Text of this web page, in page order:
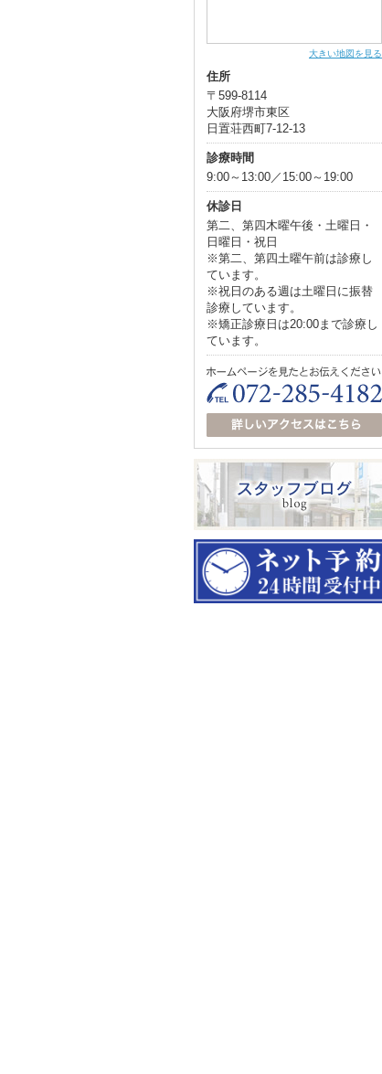
大きい地図を見る
住所
〒599-8114
大阪府堺市東区
日置荘西町7-12-13
診療時間
9:00～13:00／15:00～19:00
休診日
第二、第四木曜午後・土曜日・
日曜日・祝日
※第二、第四土曜午前は診療し
ています。
※祝日のある週は土曜日に振替
診療しています。
※矯正診療日は20:00まで診療し
ています。